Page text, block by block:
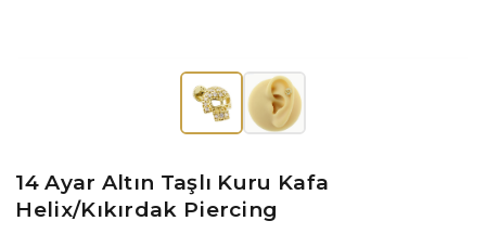
14 Ayar Altın Taşlı Kuru Kafa
Helix/Kıkırdak Piercing